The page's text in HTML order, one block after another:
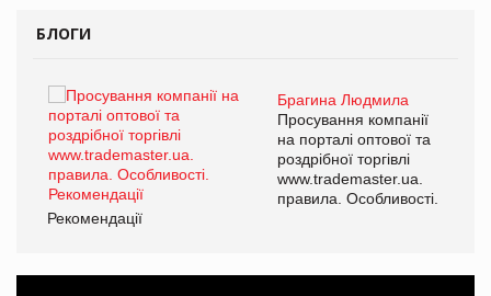
БЛОГИ
Брагина Людмила
Просування компанії
на порталі оптової та
роздрібної торгівлі
www.trademaster.ua.
правила. Особливості.
Рекомендації